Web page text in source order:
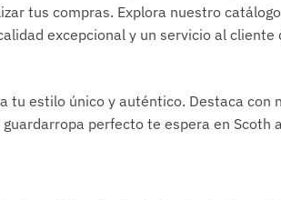
tus compras. Explora nuestro
excepcional y un servicio al
tu estilo único y auténtico. Destaca
perfecto te espera en Scoth